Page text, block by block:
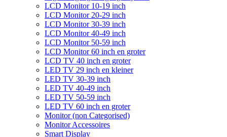
LCD Monitor 10-19 inch
LCD Monitor 20-29 inch
LCD Monitor 30-39 inch
LCD Monitor 40-49 inch
LCD Monitor 50-59 inch
LCD Monitor 60 inch en groter
LCD TV 40 inch en groter
LED TV 29 inch en kleiner
LED TV 30-39 inch
LED TV 40-49 inch
LED TV 50-59 inch
LED TV 60 inch en groter
Monitor (non Categorised)
Monitor Accessoires
Smart Display